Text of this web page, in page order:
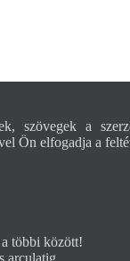
szövegek a
Ön elfogadja a
többi között!